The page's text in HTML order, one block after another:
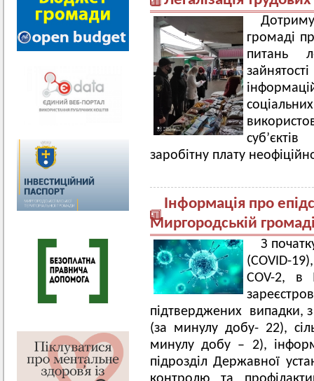
громаді
питань
заробітну плату
Інформація про
Миргородській
З
(COVID-
COV-2, в
підтверджених випадки,
(за минулу добу- 22),
минулу добу – 2),
підрозділ Державної